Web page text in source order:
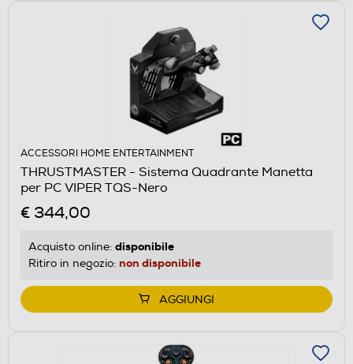
ACCESSORI HOME ENTERTAINMENT
THRUSTMASTER - Sistema Quadrante Manetta
per PC VIPER TQS-Nero
€ 344,00
Acquisto online: disponibile
Ritiro in negozio: non disponibile
AGGIUNGI